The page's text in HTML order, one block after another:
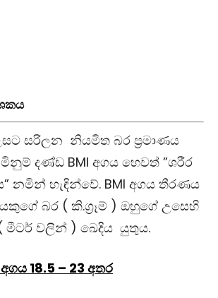
සරිලන නියමිත බර ප්‍රමාණය
දණ්ඩ BMI අගය හෙවත් ”ශරීර
නමින් හැඳින්වේ. BMI අගය තීරණය
බර ( කි.ග්‍රෑම් ) ඔහුගේ උසෙහි
වලින් ) ඛෙදිය යුතුය.
18.5 – 23 අතර